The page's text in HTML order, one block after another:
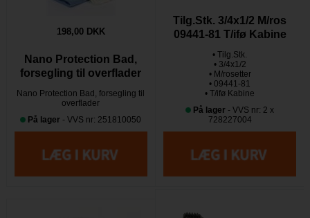
198,00 DKK
Nano Protection Bad,
forsegling til overflader
Nano Protection Bad, forsegling til
overflader
På lager - VVS nr: 251810050
Tilg.Stk. 3/4x1/2 M/ros
09441-81 T/ifø Kabine
• Tilg.Stk.
• 3/4x1/2
• M/rosetter
• 09441-81
• T/ifø Kabine
På lager - VVS nr: 2 x
728227004